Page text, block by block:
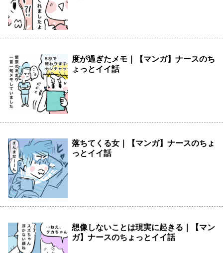
度が過ぎたメモ｜【マンガ】ナースのち
ょっとイイ話
落ちてくる女｜【マンガ】ナースのちょ
っとイイ話
想像しないことは現実に起きる｜【マン
ガ】ナースのちょっとイイ話